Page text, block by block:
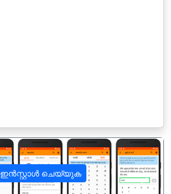
ഇൻസ്റ്റാൾ ചെയ്യുക
अगला